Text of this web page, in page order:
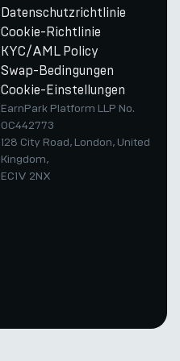
Datenschutzrichtlinie
Cookie-Richtlinie
KYC/AML Policy
Swap-Bedingungen
Cookie-Einstellungen
EarnPark Platform LLP No.
OC442773
128 City Road, London, United
Kingdom,
EC1V 2NX